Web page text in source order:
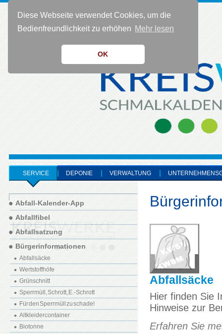
Diese Webseite verwendet Cookies, um die
Bedienfreundlichkeit zu erhöhen Mehr lesen
OK
KONTAKT 0 36 83 - 40 91 0
SERVICE DEPONIE VERWALTUNG
Abfallsäcke
Hier finden Sie
Hinweise zur
Erfahren Sie
Abfall-Kalender-App
Abfallfibel
Abfallsatzung
Bürgerinformationen
Abfallsäcke
Wertstoffhöfe
Grünschnitt
Sperrmüll, Schrott, E.-Schrott
Für den Sperrmüll zu schade!
Altkleidercontainer
Biotonne